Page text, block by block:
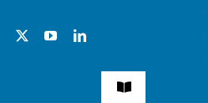
Navigation